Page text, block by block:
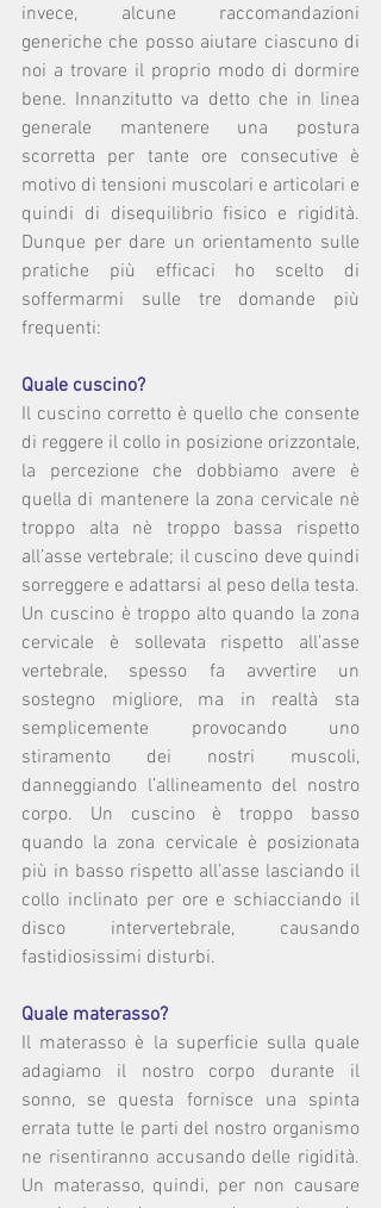
invece, alcune raccomandazioni
generiche che posso aiutare ciascuno di
noi a trovare il proprio modo di dormire
bene. Innanzitutto va detto che in linea
generale mantenere una postura
scorretta per tante ore consecutive è
motivo di tensioni muscolari e articolari e
quindi di disequilibrio fisico e rigidità.
Dunque per dare un orientamento sulle
pratiche più efficaci ho scelto di
soffermarmi sulle tre domande più
frequenti:
Quale cuscino?
Il cuscino corretto è quello che consente
di reggere il collo in posizione orizzontale,
la percezione che dobbiamo avere è
quella di mantenere la zona cervicale nè
troppo alta nè troppo bassa rispetto
all’asse vertebrale; il cuscino deve quindi
sorreggere e adattarsi al peso della testa.
Un cuscino è troppo alto quando la zona
cervicale è sollevata rispetto all’asse
vertebrale, spesso fa avvertire un
sostegno migliore, ma in realtà sta
semplicemente provocando uno
stiramento dei nostri muscoli,
danneggiando l’allineamento del nostro
corpo. Un cuscino è troppo basso
quando la zona cervicale è posizionata
più in basso rispetto all’asse lasciando il
collo inclinato per ore e schiacciando il
disco intervertebrale, causando
fastidiosissimi disturbi.
Quale materasso?
Il materasso è la superficie sulla quale
adagiamo il nostro corpo durante il
sonno, se questa fornisce una spinta
errata tutte le parti del nostro organismo
ne risentiranno accusando delle rigidità.
Un materasso, quindi, per non causare